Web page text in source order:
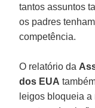
tantos assuntos
os padres
competência.
O relatório da
dos EUA
leigos bloqueia